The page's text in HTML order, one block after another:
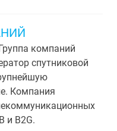
компаний
спутниковой
Компания
и B2G.